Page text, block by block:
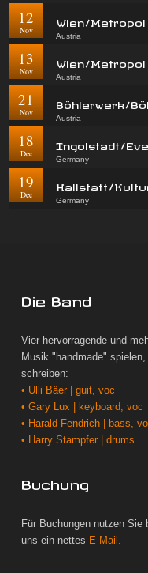
12
Nov
Wien/Metropol
Austria
13
Nov
Wien/Metropol
Austria
21
Nov
Böhlerwerk/
Austria
18
Dec
Ingolstadt/
Germany
19
Dec
Hallstatt/
Germany
Die Band
Vier hervorragende und
Musik "handmade"
schreiben:
• Ulli Bäer | guit, voc
• Gary Lux | keyboard, voc
• Harald Fendrich | bass,
• Harry Stampfer | drums
Buchung
Für Buchungen nutzen Sie
uns ein nettes E-Mail.